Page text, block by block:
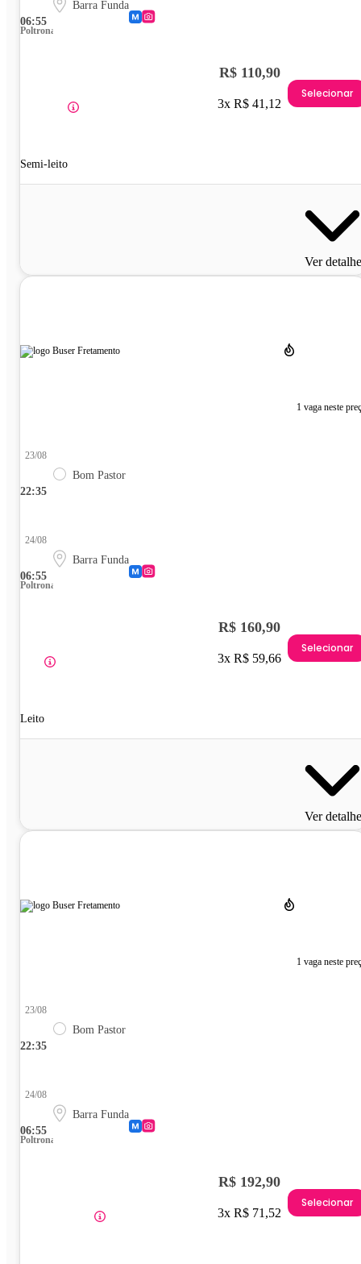
06:55
Barra Funda
Poltrona
Semi-leito
R$ 110,90
3x R$ 41,12
Selecionar
Ver
1 vaga neste
22:35
23/08
Bom Pastor
06:55
24/08
Barra Funda
Poltrona
Leito
R$ 160,90
3x R$ 59,66
Selecionar
Ver
1 vaga neste
22:35
23/08
Bom Pastor
06:55
24/08
Barra Funda
Poltrona
R$ 192,90
3x R$ 71,52
Selecionar